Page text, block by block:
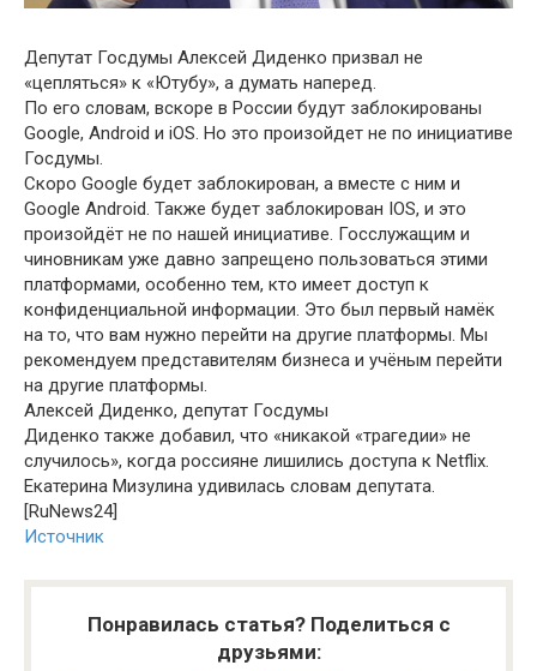
Депутат Госдумы Алексей Диденко призвал не
«цепляться» к «Ютубу», а думать наперед.
По его словам, вскоре в России будут заблокированы
Google, Android и iOS. Но это произойдет не по инициативе
Госдумы.
Скоро Google будет заблокирован, а вместе с ним и
Google Android. Также будет заблокирован IOS, и это
произойдёт не по нашей инициативе. Госслужащим и
чиновникам уже давно запрещено пользоваться этими
платформами, особенно тем, кто имеет доступ к
конфиденциальной информации. Это был первый намёк
на то, что вам нужно перейти на другие платформы. Мы
рекомендуем представителям бизнеса и учёным перейти
на другие платформы.
Алексей Диденко, депутат Госдумы
Диденко также добавил, что «никакой «трагедии» не
случилось», когда россияне лишились доступа к Netflix.
Екатерина Мизулина удивилась словам депутата.
[RuNews24]
Источник
Понравилась статья? Поделиться с
друзьями: